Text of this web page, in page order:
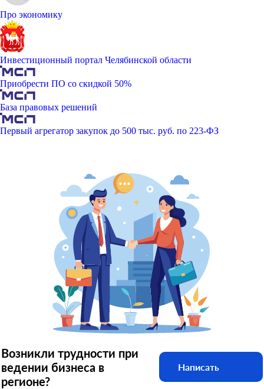
Про экономику
Инвестиционный портал Челябинской области
Приобрести ПО со скидкой 50%
База правовых решений
Первый агрегатор закупок до 500 тыс. руб. по 223-ФЗ
Возникли трудности при
ведении бизнеса в
регионе?
Написать